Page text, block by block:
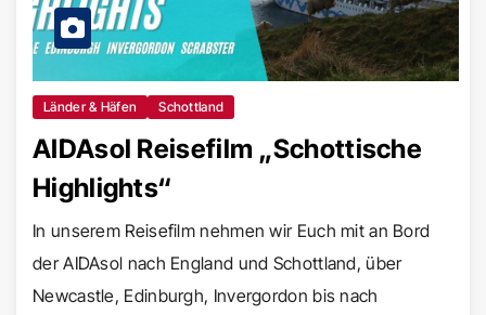
Länder & Häfen Schottland
AIDAsol Reisefilm „Schottische
Highlights“
In unserem Reisefilm nehmen wir Euch mit an Bord
der AIDAsol nach England und Schottland, über
Newcastle, Edinburgh, Invergordon bis nach